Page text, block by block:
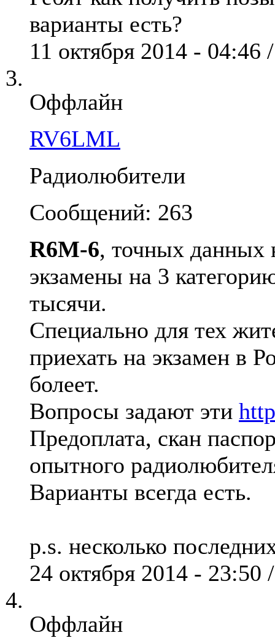
варианты есть?
11 октября 2014 - 04:46
Оффлайн
RV6LML
Радиолюбители
Сообщений: 263
R6M-6, точных данных
экзамены на 3
тысячи.
Специально для тех
приехать на экзамен в
болеет.
Вопросы задают эти
Предоплата, скан
опытного
Варианты всегда есть.
p.s. несколько
24 октября 2014 - 23:50
Оффлайн